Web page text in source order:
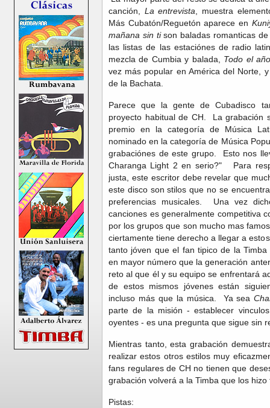
canción, La entrevista, muestra
Más Cubatón/Reguetón aparece en
mañana sin tison baladas romanticas
las listas de las estaciónes de radio
mezcla de Cumbia y balada, Todo el
vez más popular en América del Norte,
de la Bachata.
Parece que la gente de Cubadisco
proyecto habitual de CH. La grabación
premio en la categoría de Música
nominado en la categoría de Música
grabaciónes de este grupo. Esto nos
Charanga Light 2 en serio?" Para
justa, este escritor debe revelar que
este disco son stilos que no se
preferencias musicales. Una vez
canciones es generalmente competitiva
por los grupos que son mucho mas
ciertamente tiene derecho a llegar a
tanto jóven que el fan tipico de la
en mayor número que la generación
reto al que él y su equipo se enfrentará
de estos mismos jóvenes están
incluso más que la música. Ya sea
parte de la misión - establecer
oyentes - es una pregunta que sigue sin
Mientras tanto, esta grabación
realizar estos otros estilos muy
fans regulares de CH no tienen que
grabación volverá a la Timba que los
Pistas: